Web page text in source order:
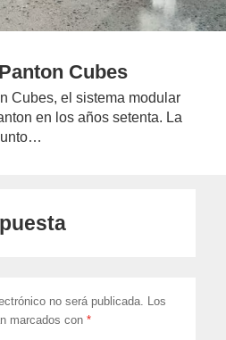
Cubes
Cubes, el sistema modular
en los años setenta. La
no será publicada. Los
marcados con*